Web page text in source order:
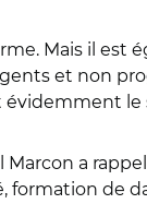
Mais il est
et non
évidemment
a
formation de